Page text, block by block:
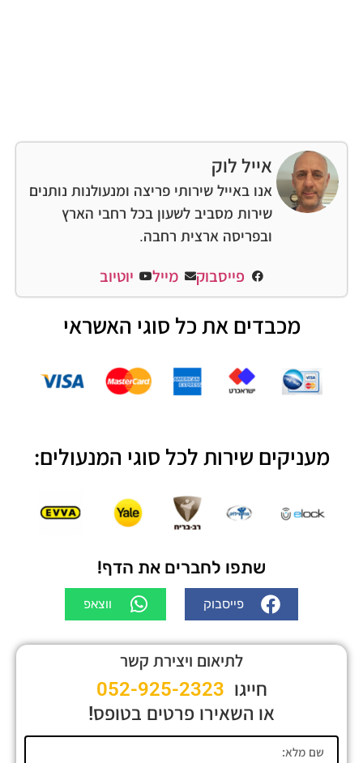
אייל לוק
אנו באייל שירותי פריצה ומנעולנות נותנים
שירות מסביב לשעון בכל רחבי הארץ
ובפריסה ארצית רחבה.
פייסבוק מייל יוטיוב
מכבדים את כל סוגי האשראי
מעניקים שירות לכל סוגי המנעולים:
שתפו לחברים את הדף!
פייסבוק ווצאפ
לתיאום ויצירת קשר
חייגו 052-925-2323
או השאירו פרטים בטופס!